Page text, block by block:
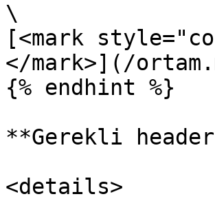
\
[<mark
</mark>](/
{% endhint %}
**Gerekli
<details>